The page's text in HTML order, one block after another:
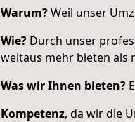
Warum?Weil unser
Wie? Durch unser
weitaus mehr bieten als
Was wir Ihnen bieten?
Kompetenz, da wir die